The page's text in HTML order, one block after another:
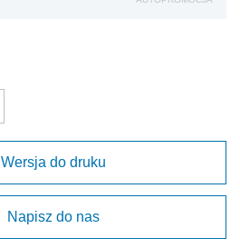
Wersja do druku
Napisz do nas